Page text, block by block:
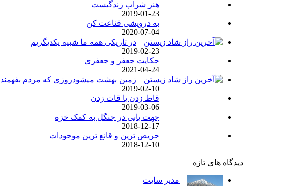
هنر شراب زندگیست
2019-01-23
به درویشی قناعت کن
2020-07-04
در تاریکی همه ما شبیه یکدیگریم
2019-02-23
حکایت جعفر و جعفری
2021-04-24
زمین بهشت میشودروزی که مردم بفهمند
2019-02-10
قاط زدن یا قات زدن
2019-03-06
جهت یابی در جنگل به کمک خزه
2018-12-17
حریص ترین و قانع ترین موجودات
2018-12-10
دیدگاه های تازه
مدیر سایت